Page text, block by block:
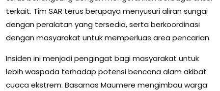
terkait. Tim SAR terus berupaya menyusuri aliran sungai
dengan peralatan yang tersedia, serta berkoordinasi
dengan masyarakat untuk memperluas area pencarian.
Insiden ini menjadi pengingat bagi masyarakat untuk
lebih waspada terhadap potensi bencana alam akibat
cuaca ekstrem. Basarnas Maumere mengimbau warga